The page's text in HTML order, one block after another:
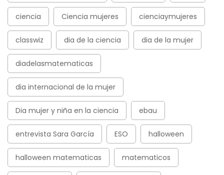
ciencia Ciencia mujeres cienciaymujeres
classwiz dia de la ciencia dia de la mujer
diadelasmatematicas
dia internacional de la mujer
Dia mujer y niña en la ciencia ebau
entrevista Sara García ESO halloween
halloween matematicas matematicos